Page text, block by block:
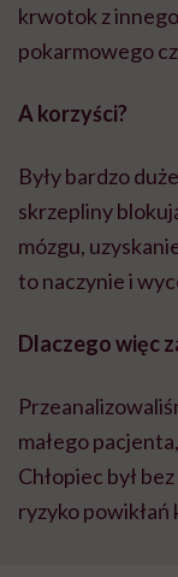
krwotok z
pokarmowego
A korzyści?
Były bardzo
skrzepliny
mózgu,
to naczynie i
Dlaczego więc
małego
Chłopiec był
ryzyko